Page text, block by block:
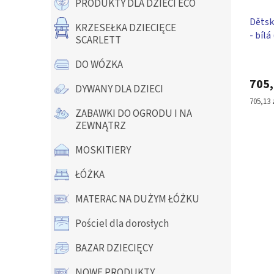
PRODUKTY DLA DZIECI ECO
KRZESEŁKA DZIECIĘCE
SCARLETT
DO WÓZKA
DYWANY DLA DZIECI
ZABAWKI DO OGRODU I NA
ZEWNĄTRZ
MOSKITIERY
ŁÓŻKA
MATERAC NA DUŻYM ŁÓŻKU
Pościel dla dorosłych
BAZAR DZIECIĘCY
w
- bílá
Cena
705,13